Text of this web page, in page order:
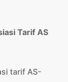
Tarif AS
tarif AS-